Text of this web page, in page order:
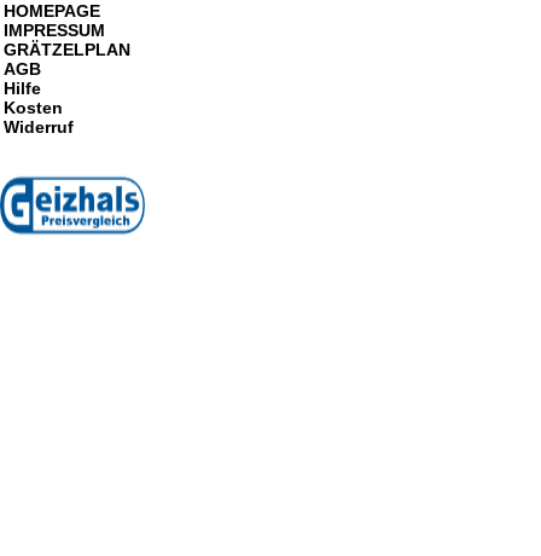
HOMEPAGE
IMPRESSUM
GRÄTZELPLAN
AGB
Hilfe
Kosten
Widerruf